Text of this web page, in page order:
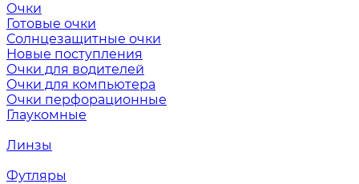
Очки
Готовые очки
Солнцезащитные очки
Новые поступления
Очки для водителей
Очки для компьютера
Очки перфорационные
Глаукомные
Линзы
Футляры